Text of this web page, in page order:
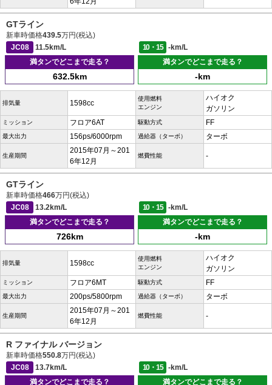
GTライン
新車時価格439.5万円(税込)
JC08
11.5km/L 10・15
-km/L
満タンでどこまで走る？
632.5km
満タンでどこまで走る？
-km
排気量 1598cc
使用燃料
エンジン
ハイオク
ガソリン
ミッション フロア6AT 駆動方式 FF
最大出力 156ps/6000rpm 過給器（ターボ） ターボ
生産期間
2015年07月～201
6年12月
燃費性能 -
GTライン
新車時価格466万円(税込)
JC08
13.2km/L 10・15
-km/L
満タンでどこまで走る？
726km
満タンでどこまで走る？
-km
排気量 1598cc
使用燃料
エンジン
ハイオク
ガソリン
ミッション フロア6MT 駆動方式 FF
最大出力 200ps/5800rpm 過給器（ターボ） ターボ
生産期間
2015年07月～201
6年12月
燃費性能 -
R ファイナル バージョン
新車時価格550.8万円(税込)
JC08
13.7km/L 10・15
-km/L
満タンでどこまで走る？
満タンでどこまで走る？